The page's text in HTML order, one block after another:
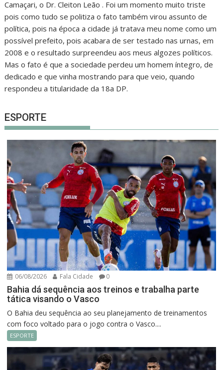
Camaçari, o Dr. Cleiton Leão . Foi um momento muito triste
pois como tudo se politiza o fato também virou assunto de
política, pois na época a cidade já tratava meu nome como um
possível prefeito, pois acabara de ser testado nas urnas, em
2008 e o resultado surpreendeu aos meus algozes políticos.
Mas o fato é que a sociedade perdeu um homem íntegro, de
dedicado e que vinha mostrando para que veio, quando
respondeu a titularidade da 18a DP.
ESPORTE
06/08/2026 Fala Cidade 0
Bahia dá sequência aos treinos e trabalha parte
tática visando o Vasco
O Bahia deu sequência ao seu planejamento de treinamentos
com foco voltado para o jogo contra o Vasco....
ESPORTE